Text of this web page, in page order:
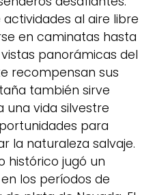
al aire libre
en caminatas hasta
panorámicas del
recompensan sus
también sirve
vida silvestre
para
la naturaleza salvaje.
histórico jugó un
los períodos de